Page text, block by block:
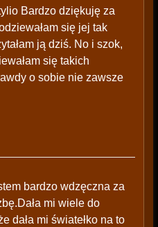
Bardzo dziękuję za
się jej tak
ją dziś. No i szok,
się takich
o sobie nie zawsze
bardzo wdzęczna za
mi wiele do
dała mi światełko na to